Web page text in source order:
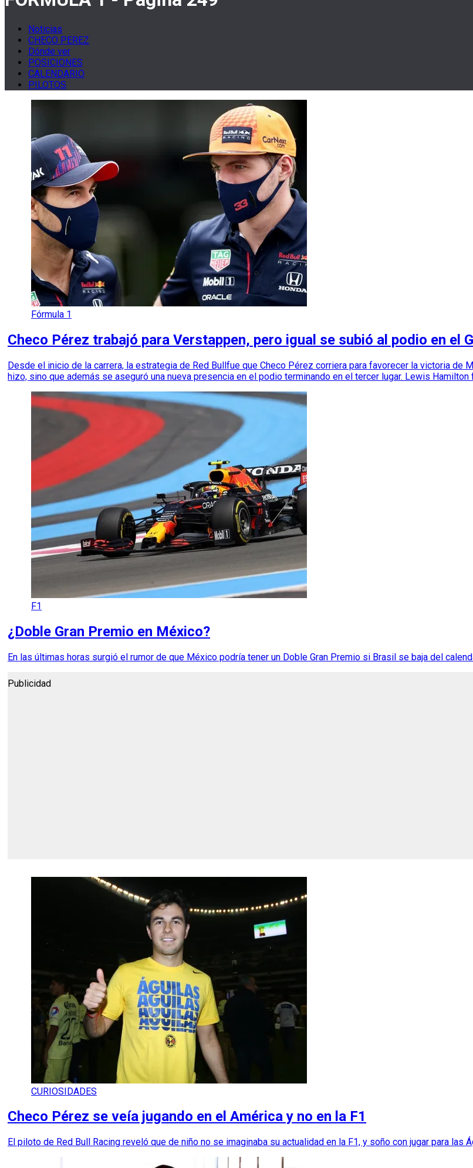
Noticias
CHECO PEREZ
Dónde ver
POSICIONES
CALENDARIO
PILOTOS
Fórmula 1
Checo Pérez trabajó para Verstappen, pero igual se subió al podio en el
Desde el inicio de la carrera, la estrategia de Red Bullfue que Checo Pérez corriera para favorecer la victoria de
hizo, sino que además se aseguró una nueva presencia en el podio terminando en el tercer lugar. Lewis Hamilton
F1
¿Doble Gran Premio en México?
En las últimas horas surgió el rumor de que México podría tener un Doble Gran Premio si Brasil se baja del
Publicidad
CURIOSIDADES
Checo Pérez se veía jugando en el América y no en la F1
El piloto de Red Bull Racing reveló que de niño no se imaginaba su actualidad en la F1, y soño con jugar para las